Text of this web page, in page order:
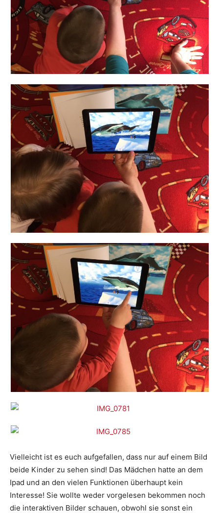
Vielleicht ist es euch aufgefallen, dass nur auf einem Bild
beide Kinder zu sehen sind! Das Mädchen hatte an dem
Ipad und an den vielen Funktionen überhaupt kein
Interesse! Sie wollte weder vorgelesen bekommen noch
die interaktiven Bilder schauen, obwohl sie sonst ein